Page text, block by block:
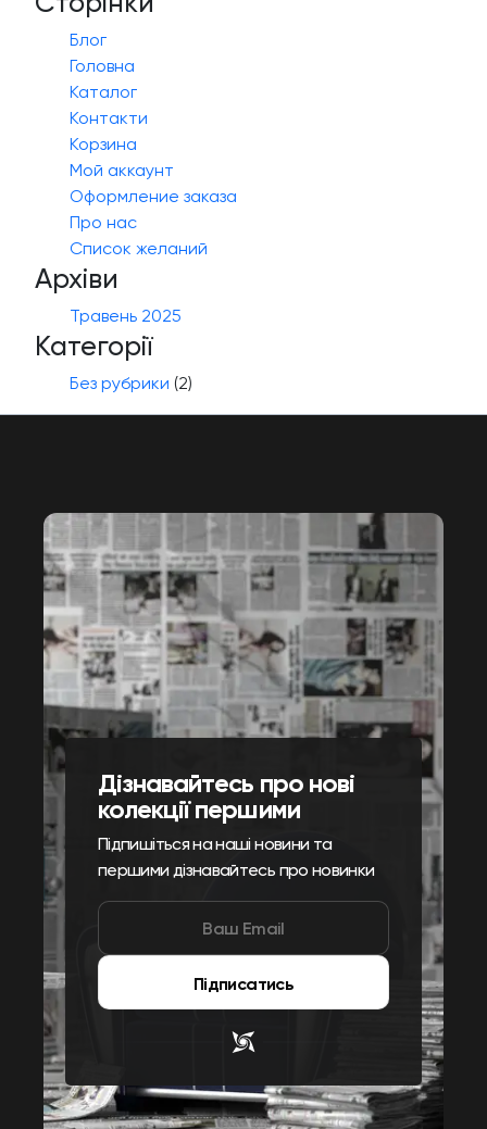
Блог
Головна
Каталог
Контакти
Корзина
Мой аккаунт
Оформление заказа
Про нас
Список желаний
Архіви
Травень 2025
Категорії
Без рубрики (2)
Дізнавайтесь про нові
колекції першими
Підпишіться на наші новини та
першими дізнавайтесь про новинки
Підписатись